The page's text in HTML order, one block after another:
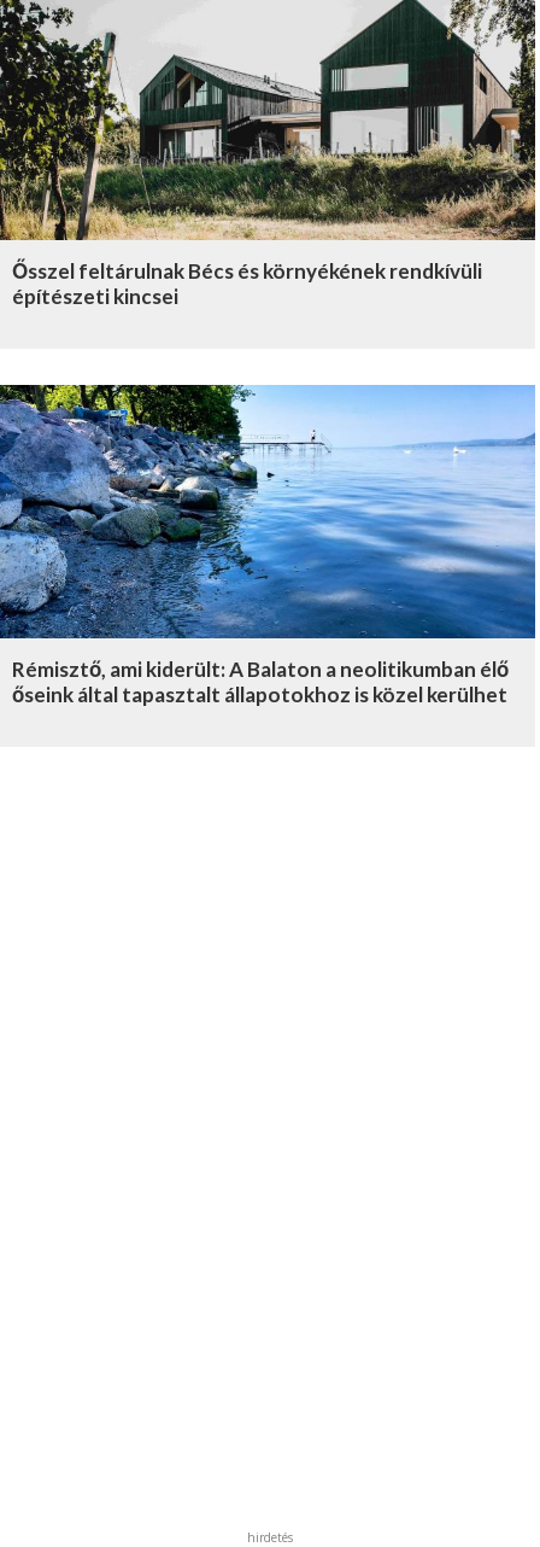
Ősszel feltárulnak Bécs és környékének rendkívüli
építészeti kincsei
Rémisztő, ami kiderült: A Balaton a neolitikumban élő
őseink által tapasztalt állapotokhoz is közel kerülhet
hirdetés